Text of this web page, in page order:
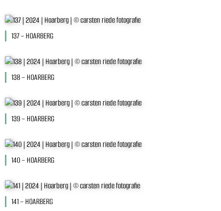
137 – HOARBERG
138 – HOARBERG
139 – HOARBERG
140 – HOARBERG
141 – HOARBERG